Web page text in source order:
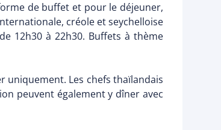
de buffet et pour le déjeuner,
créole et seychelloise
12h30 à 22h30. Buffets à thème
uniquement. Les chefs thaïlandais
peuvent également y dîner avec